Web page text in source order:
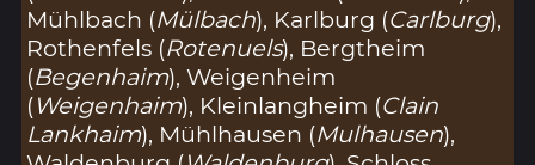
Mühlbach (Mülbach), Karlburg (Carlburg),
Rothenfels (Rotenuels), Bergtheim
(Begenhaim), Weigenheim
(Weigenhaim), Kleinlangheim (Clain
Lankhaim), Mühlhausen (Mulhausen),